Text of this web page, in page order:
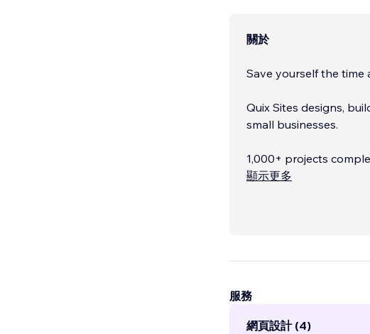
關於
Save yourself the
Quix Sites designs,
small businesses.
1,000+ projects
顯示更多
服務
網頁設計 (4)